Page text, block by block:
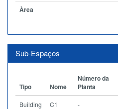
Àrea
Sub-Espaços
Tipo Nome
Número da
Planta
Building C1 -